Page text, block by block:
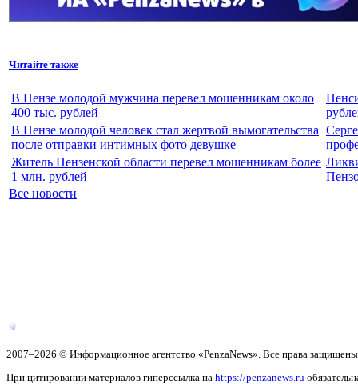
Читайте также
В Пензе молодой мужчина перевел мошенникам около
400 тыс. рублей
В Пензе молодой человек стал жертвой вымогательства
после отправки интимных фото девушке
Житель Пензенской области перевел мошенникам более
1 млн. рублей
Все новости
2007–2026 © Информационное агентство «PenzaNews». Все права
При цитировании материалов гиперссылка на https://penzanews.ru